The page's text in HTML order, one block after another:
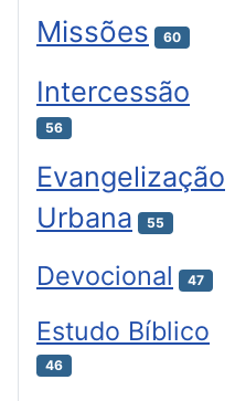
Missões 60
Intercessão
56
Evangelização
Urbana
55
Devocional 47
Estudo Bíblico
46